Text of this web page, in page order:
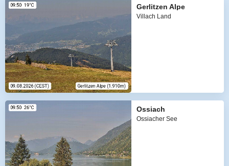
Gerlitzen Alpe
Villach Land
Ossiach
Ossiacher See